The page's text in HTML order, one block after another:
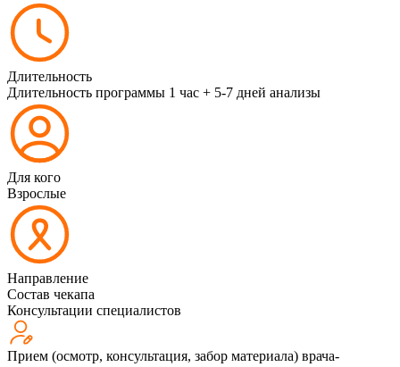
Длительность
Длительность программы 1 час + 5-7 дней анализы
Для кого
Взрослые
Направление
Состав чекапа
Консультации специалистов
Прием (осмотр, консультация, забор материала) врача-